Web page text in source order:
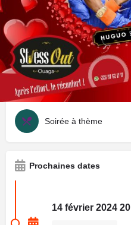
Détails Avis 0
Laisser un avis
Type d'événement
Soirée à thème
Prochaines dates
14 février 2024